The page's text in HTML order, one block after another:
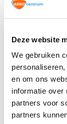
Deze website
We gebruiken
en om ons
informatie over
partners voor
partners
Je bespaart: